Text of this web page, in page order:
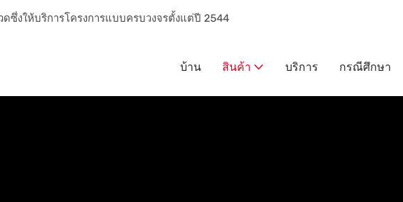
ซึ่งให้บริการโครงการแบบครบวงจรตั้งแต่ปี 2544
บ้าน สินค้า บริการ กรณีศึกษา